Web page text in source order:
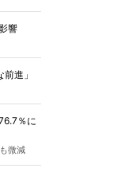
響
進」
％に
微減